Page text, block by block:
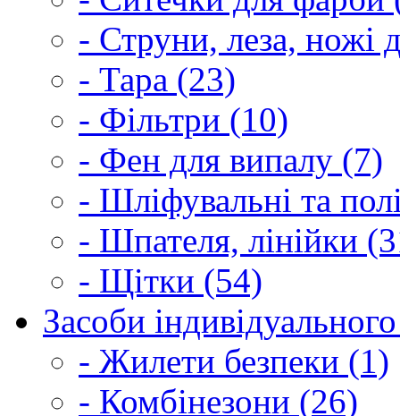
- Струни, леза, ножі
- Тара (23)
- Фільтри (10)
- Фен для випалу (7)
- Шліфувальні та
- Шпателя, лінійки
- Щітки (54)
Засоби
- Жилети безпеки (1)
- Комбінезони (26)